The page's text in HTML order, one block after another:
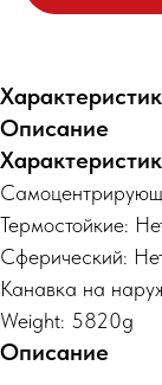
Описание
Термостойкие:
Сферический:
Канавка на
Weight: 5820g
Описание